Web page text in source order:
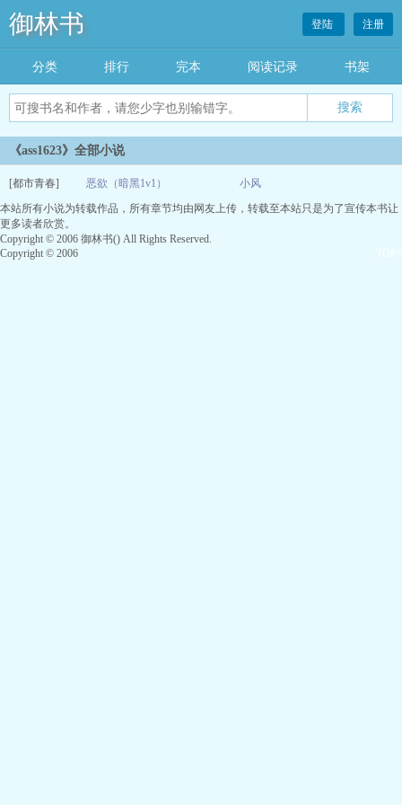
御林书 登陆 注册
分类 排行 完本 阅读记录 书架
《ass1623》全部小说
[都市青春] 恶欲（暗黑1v1） 小风
05-24
本站所有小说为转载作品，所有章节均由网友上传，转载至本站只是为了宣传本书让
更多读者欣赏。
Copyright © 2006 御林书() All Rights Reserved.
Copyright © 2006